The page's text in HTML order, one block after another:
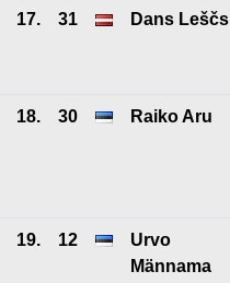
17. 31 Dans Leščs
18. 30 Raiko Aru
19. 12
Urvo
Männama